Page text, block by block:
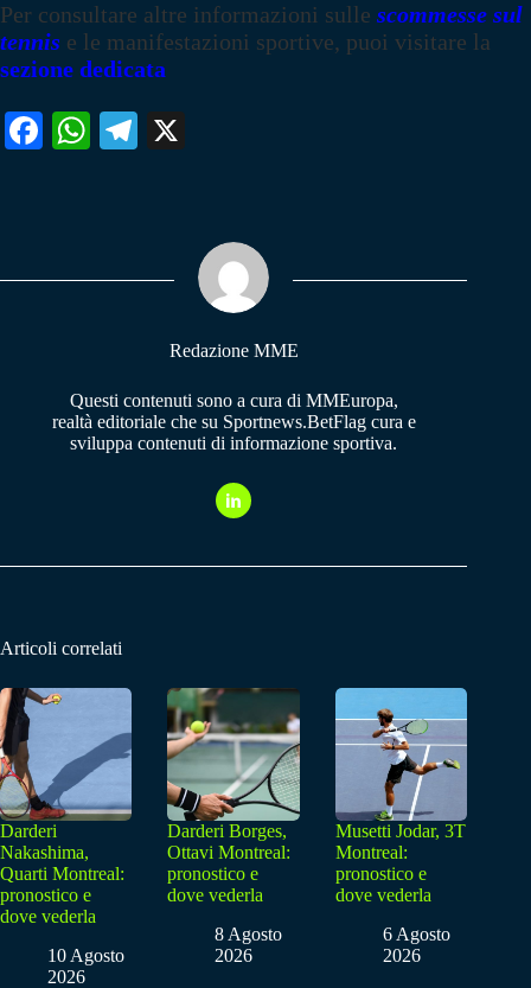
Per consultare altre informazioni sulle scommesse sul
tennis e le manifestazioni sportive, puoi visitare la
sezione dedicata
Fa W
pp
Te
m
Redazione MME
Questi contenuti sono a cura di MMEuropa,
realtà editoriale che su Sportnews.BetFlag cura e
sviluppa contenuti di informazione sportiva.
Articoli correlati
Darderi
Nakashima,
Quarti Montreal:
pronostico e
dove vederla
10 Agosto
2026
Darderi Borges,
Ottavi Montreal:
pronostico e
dove vederla
8 Agosto
2026
Musetti Jodar, 3T
Montreal:
pronostico e
dove vederla
6 Agosto
2026